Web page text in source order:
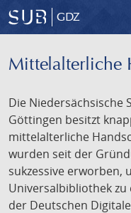
GDZ
Mittelalterliche
Die Niedersächsische
Göttingen besitzt
mittelalterliche
wurden seit der
sukzessive erworben,
Universalbibliothek zu
der Deutschen